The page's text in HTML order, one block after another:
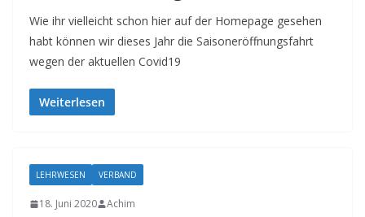
Wie ihr vielleicht schon hier auf der Homepage gesehen
habt können wir dieses Jahr die Saisoneröffnungsfahrt
wegen der aktuellen Covid19
Weiterlesen
LEHRWESEN VERBAND
18. Juni 2020 Achim